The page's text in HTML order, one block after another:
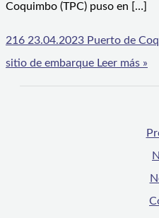
Coquimbo (TPC) puso en […]
216 23.04.2023 Puerto de
sitio de embarque Leer más »